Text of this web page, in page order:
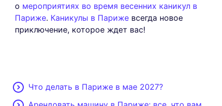
о мероприятиях во время весенних каникул в
Париже. Каникулы в Париже всегда новое
приключение, которое ждет вас!
Что делать в Париже в мае 2027?